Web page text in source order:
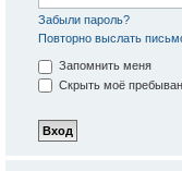
Забыли пароль?
Повторно выслать
Запомнить меня
Скрыть моё